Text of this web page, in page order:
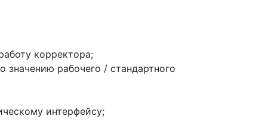
корректора;
рабочего / стандартного
интерфейсу;